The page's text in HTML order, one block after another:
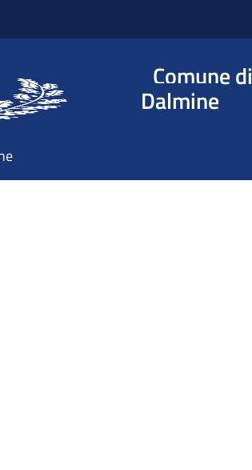
Comune di
Dalmine